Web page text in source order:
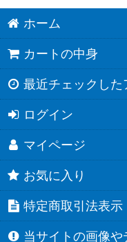
ホーム
カートの中身
最近チェックした
ログイン
マイページ
お気に入り
特定商取引法表示
当サイトの画像